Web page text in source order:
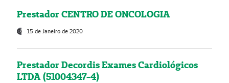
Prestador CENTRO DE ONCOLOGIA
15 de Janeiro de 2020
Prestador Decordis Exames Cardiológicos
LTDA (51004347-4)